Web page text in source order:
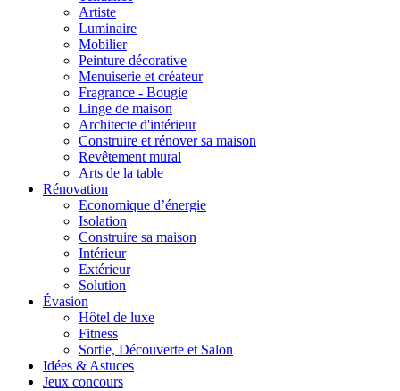
Artiste
Luminaire
Mobilier
Peinture décorative
Menuiserie et créateur
Fragrance - Bougie
Linge de maison
Architecte d'intérieur
Construire et rénover sa maison
Revêtement mural
Arts de la table
Rénovation
Economique d’énergie
Isolation
Construire sa maison
Intérieur
Extérieur
Solution
Évasion
Hôtel de luxe
Fitness
Sortie, Découverte et Salon
Idées & Astuces
Jeux concours